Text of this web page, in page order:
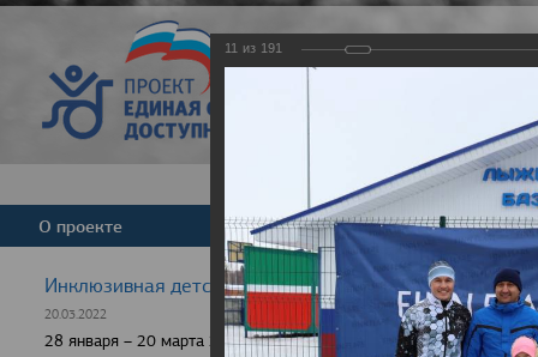
Версия для
О проекте Команда Новости
Инклюзивная детская гонка "Лыжня здоровья" 2022
20.03.2022
28 января – 20 марта 2022 г., 10 населенных пунктов России,
11 из 191